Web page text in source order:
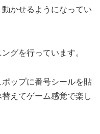
かせるようになってい
グを行っています。
ップに番号シールを貼
えてゲーム感覚で楽し